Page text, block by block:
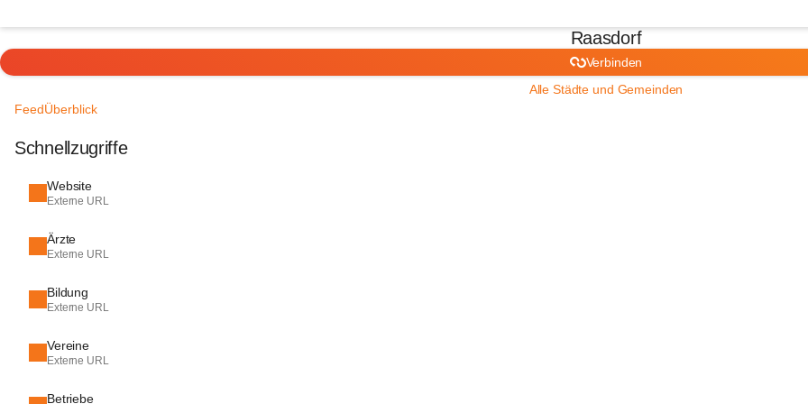
Raasdorf
Verbinden
Alle Städte und Gemeinden
FeedÜberblick
Schnellzugriffe
Website
Externe URL
Ärzte
Externe URL
Bildung
Externe URL
Vereine
Externe URL
Betriebe